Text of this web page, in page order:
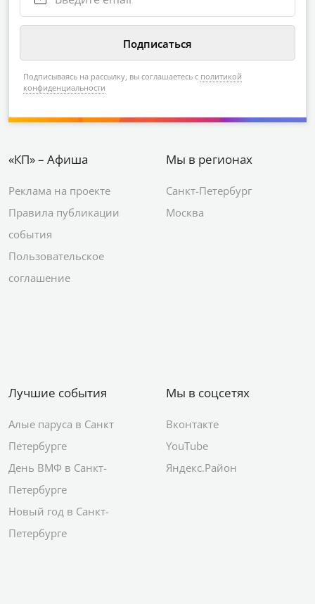
Подписываясь на рассылку, вы соглашаетесь с политикой
конфиденциальности
«КП» – Афиша
Реклама на проекте
Правила публикации
события
Пользовательское
соглашение
Мы в регионах
Санкт-Петербург
Москва
Лучшие события
Алые паруса в Санкт
Петербурге
День ВМФ в Санкт-
Петербурге
Новый год в Санкт-
Петербурге
Мы в соцсетях
Вконтакте
YouTube
Яндекс.Район